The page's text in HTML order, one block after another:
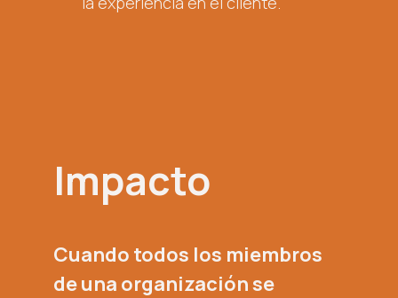
Impacto
Cuando todos los miembros
de una organización se